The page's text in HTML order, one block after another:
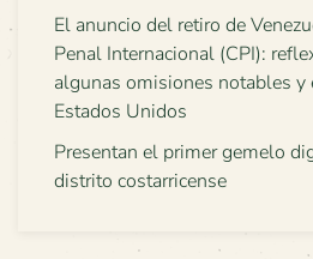
El anuncio del retiro de
Penal Internacional (CPI):
algunas omisiones notables y
Estados Unidos
Presentan el primer gemelo
distrito costarricense